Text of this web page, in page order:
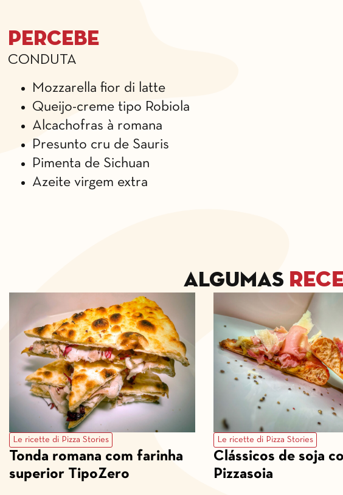
Percebe
CONDUTA
Mozzarella fior di latte
Queijo-creme tipo Robiola
Alcachofras à romana
Presunto cru de Sauris
Pimenta de Sichuan
Azeite virgem extra
Algumas
Le ricette di Pizza Stories
Tonda romana com farinha
superior TipoZero
Le ricette di Pizza Stories
Clássicos de soja
Pizzasoia